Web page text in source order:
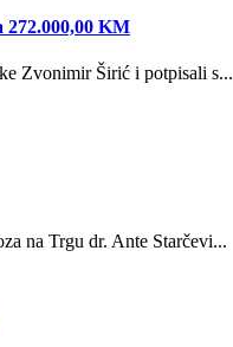
KM
Zvonimir Širić i potpisali s...
na Trgu dr. Ante Starčevi...